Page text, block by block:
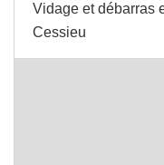
Vidage et débarras
Cessieu